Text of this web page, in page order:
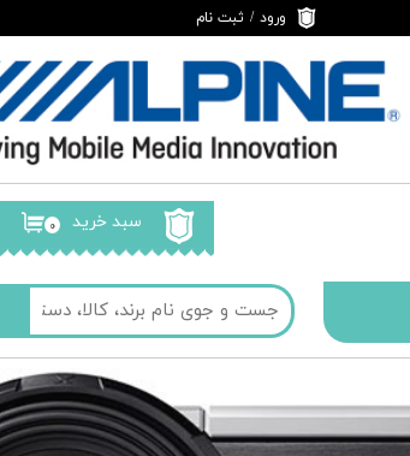
ورود / ثبت نام
تغییر گذر واژه
سفارشات
خروج از حساب
۰ سبد خرید